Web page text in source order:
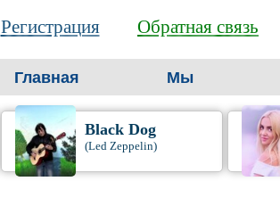
Регистрация Обратная связь
Главная Мы
Black Dog
(Led Zeppelin)